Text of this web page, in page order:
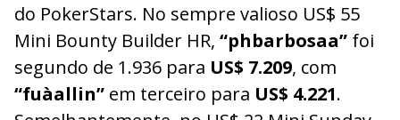
do PokerStars. No sempre valioso US$ 55
Mini Bounty Builder HR, “phbarbosaa” foi
segundo de 1.936 para US$ 7.209, com
“fuàallin” em terceiro para US$ 4.221.